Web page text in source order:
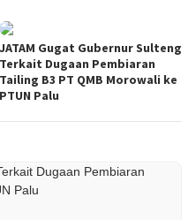
JATAM Gugat Gubernur Sulteng
Terkait Dugaan Pembiaran
Tailing B3 PT QMB Morowali ke
PTUN Palu